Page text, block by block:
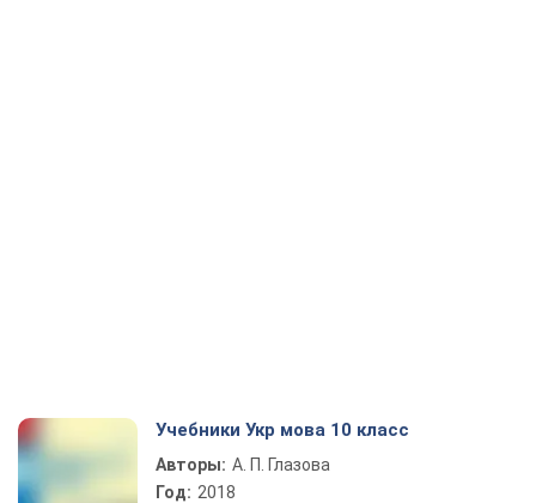
Учебники Укр мова 10 класс
Авторы: А. П. Глазова
Год: 2018